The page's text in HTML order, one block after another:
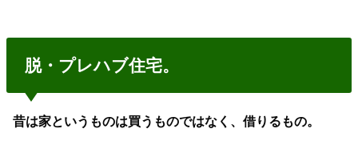
脱・プレハブ住宅。
昔は家というものは買うものではなく、借りるもの。